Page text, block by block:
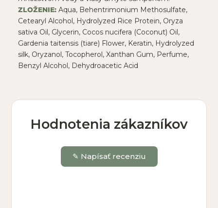
ZLOŽENIE:Aqua, Behentrimonium Methosulfate,
Cetearyl Alcohol, Hydrolyzed Rice Protein, Oryza
sativa Oil, Glycerin, Cocos nucifera (Coconut) Oil,
Gardenia taitensis (tiare) Flower, Keratin, Hydrolyzed
silk, Oryzanol, Tocopherol, Xanthan Gum, Perfume,
Benzyl Alcohol, Dehydroacetic Acid
Hodnotenia zákazníkov
✎ Napísať recenziu